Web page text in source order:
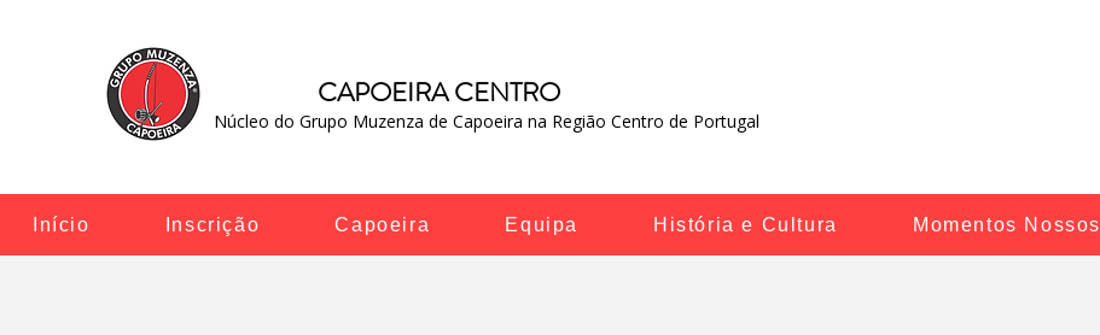
CAPOEIRA CENTRO
Núcleo do Grupo Muzenza de Capoeira na Região Centro de Portugal​
Início Inscrição Capoeira Equipa História e Cultura Momentos Nossos